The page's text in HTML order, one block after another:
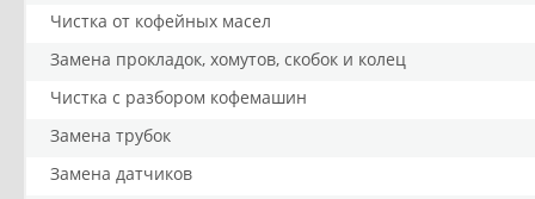
Чистка от кофейных масел
Замена прокладок, хомутов, скобок и колец
Чистка с разбором кофемашин
Замена трубок
Замена датчиков